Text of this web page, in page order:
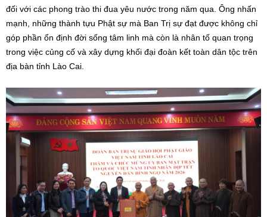
đối với các phong trào thi đua yêu nước trong năm qua. Ông nhấn
mạnh, những thành tựu Phật sự mà Ban Trị sự đạt được không chỉ
góp phần ổn định đời sống tâm linh mà còn là nhân tố quan trọng
trong việc củng cố và xây dựng khối đại đoàn kết toàn dân tộc trên
địa bàn tỉnh Lào Cai.